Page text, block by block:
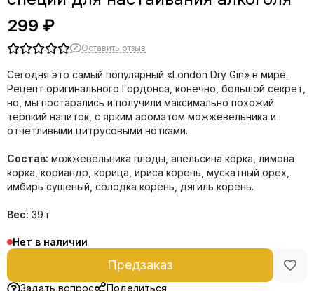
299 ₽
Оставить отзыв
Сегодня это самый популярный «London Dry Gin» в мире.
Рецепт оригинального Гордонса, конечно, большой секрет,
но, мы постарались и получили максимально похожий
терпкий напиток, с ярким ароматом можжевельника и
отчетливыми цитрусовыми нотками.
Состав: можжевельника плоды, апельсина корка, лимона
корка, кориандр, корица, ириса корень, мускатный орех,
имбирь сушеный, солодка корень, дягиль корень.
Вес: 39 г
Нет в наличии
Предзаказ
Задать вопрос Поделиться